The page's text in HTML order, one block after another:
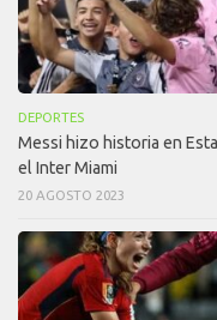
DEPORTES
Messi hizo historia en
el Inter Miami
20 AGOSTO 2023